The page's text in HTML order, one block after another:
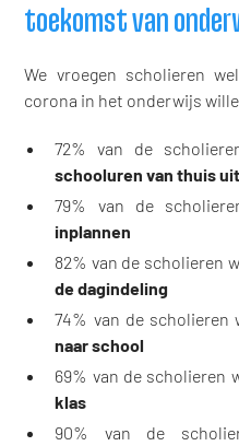
toekomst van
We vroegen scholieren
corona in het onderwijs
72% van de
schooluren van thuis
79% van de
inplannen
82% van de scholieren
de dagindeling
74% van de scholieren
naar school
69% van de scholieren
klas
90% van de